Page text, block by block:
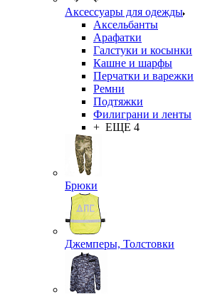
Аксессуары для одежды
Аксельбанты
Арафатки
Галстуки и косынки
Кашне и шарфы
Перчатки и варежки
Ремни
Подтяжки
Филиграни и ленты
+ ЕЩЕ 4
Брюки
Джемперы, Толстовки